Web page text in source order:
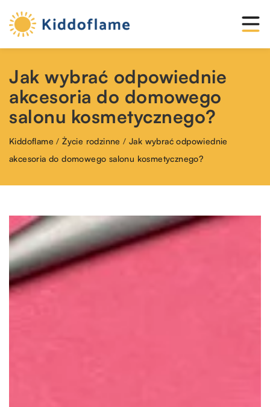
Jak wybrać odpowiednie
akcesoria do domowego
salonu kosmetycznego?
Kiddoflame /Życie rodzinne /Jak wybrać odpowiednie
akcesoria do domowego salonu kosmetycznego?